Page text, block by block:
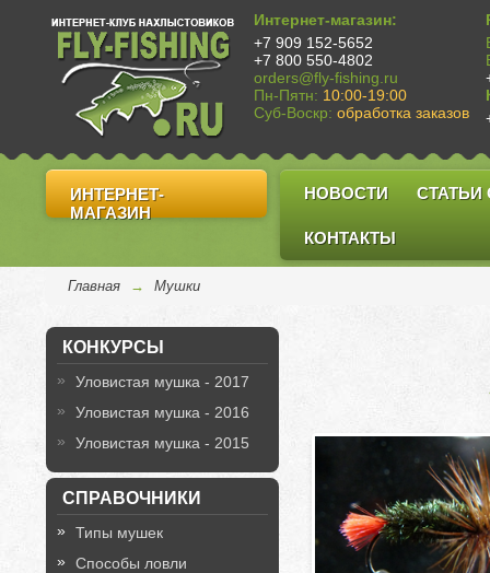
Интернет-магазин:
+7 909 152-5652
+7 800 550-4802
orders@fly-fishing.ru
Пн-Пятн: 10:00-19:00
Суб-Воскр: обработка заказов
ИНТЕРНЕТ-
МАГАЗИН
НОВОСТИ СТАТЬИ
КОНТАКТЫ
Главная → Мушки
КОНКУРСЫ
Уловистая мушка - 2017
Уловистая мушка - 2016
Уловистая мушка - 2015
СПРАВОЧНИКИ
Типы мушек
Способы ловли